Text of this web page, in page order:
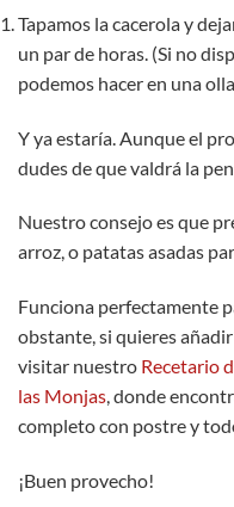
Tapamos la cacerola y
un par de horas. (Si no
podemos hacer en una
Y ya estaría. Aunque el
dudes de que valdrá la
Nuestro consejo es que
arroz, o patatas asadas
Funciona perfectamente
obstante, si quieres
visitar nuestro Recetario
las Monjas, donde
completo con postre y
¡Buen provecho!